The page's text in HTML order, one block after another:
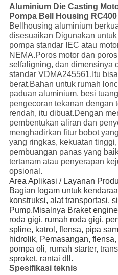
Aluminium Die Casting
Pompa Bell Housing RC400
Bellhousing aluminium
disesuaikan Digunakan
pompa standar IEC atau
NEMA.Poros motor dan
selfaligning, dan dimensinya
standar VDMA245561.Itu
berat.Bahan untuk rumah
paduan aluminium, besi
pengecoran tekanan dengan
rendah, itu dibuat.Dengan
pembentukan aliran dan
menghadirkan fitur bobot
yang ringkas, kekuatan
pembuangan panas yang
tertanam atau penyerapan
opsional.
Area Aplikasi / Layanan
Bagian logam untuk
konstruksi, alat transportasi,
Pump.Misalnya Braket
roda gigi, rumah roda gigi,
spline, katrol, flensa, pipa
hidrolik, Pemasangan,
pompa oli, rumah starter,
sproket, rantai dll.
Spesifikasi teknis